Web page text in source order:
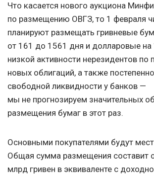
Что касается нового аукциона
по размещению ОВГЗ, то 1 февраля
планируют размещать гривневые
от 161 до 1561 дня и долларовые на
низкой активности нерезидентов по
новых облигаций, а также
свободной ликвидности у банков —
мы не прогнозируем значительных
размещения бумаг в этот раз.
Основными покупателями будут
Общая сумма размещения составит
млрд гривен в эквиваленте с